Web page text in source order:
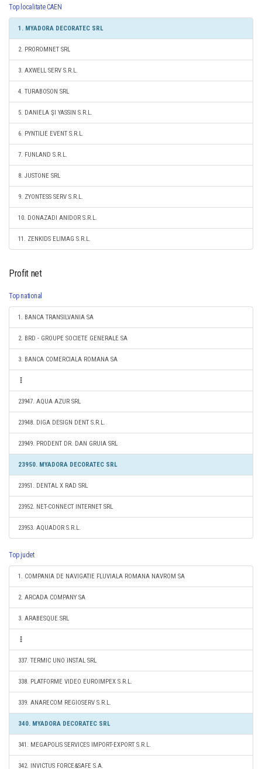
Top localitate CAEN
1. MYADORA DECORATEC SRL
2. PROROMNET SRL
3. AXWELL SERV S.R.L.
4. TURABOSON SRL
5. DANIELA ŞI YASSIN S.R.L.
6. PYNTILIE EVENT S.R.L.
7. FUNLAND S.R.L.
8. JUSTONE SRL
9. ZYONTESS SERV S.R.L.
10. DONAZADI ANIDOR S.R.L.
11. ZENKIDS ELIMAG S.R.L.
Profit net
Top national
1. BANCA TRANSILVANIA SA
2. BRD - GROUPE SOCIETE GENERALE SA
3. BANCA COMERCIALA ROMANA SA
23947. AQUA AZUR SRL
23948. DIGA DESIGN DENT S.R.L.
23949. PRODENT DR. DAN GRUIA SRL
23950. MYADORA DECORATEC SRL
23951. DENTAL X RAD SRL
23952. NET-CONNECT INTERNET SRL
23953. AQUADOR S.R.L.
Top judet
1. COMPANIA DE NAVIGATIE FLUVIALA ROMANA NAVROM SA
2. ARCADA COMPANY SA
3. ARABESQUE SRL
337. TERMIC UNO INSTAL SRL
338. PLATFORME VIDEO EUROIMPEX S.R.L.
339. ANARECOM REGIOSERV S.R.L.
340. MYADORA DECORATEC SRL
341. MEGAPOLIS SERVICES IMPORT-EXPORT S.R.L.
342. INVICTUS FORCE&SAFE S.A.